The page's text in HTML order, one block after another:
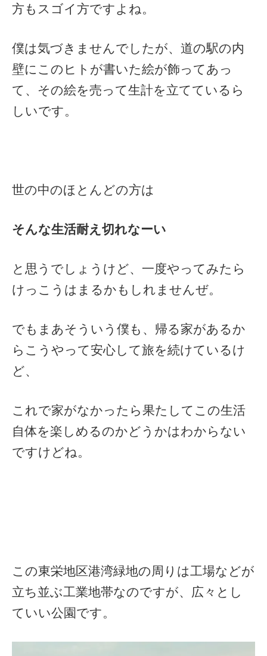
方もスゴイ方ですよね。
僕は気づきませんでしたが、道の駅の内
壁にこのヒトが書いた絵が飾ってあっ
て、その絵を売って生計を立てているら
しいです。
世の中のほとんどの方は
そんな生活耐え切れなーい
と思うでしょうけど、一度やってみたら
けっこうはまるかもしれませんぜ。
でもまあそういう僕も、帰る家があるか
らこうやって安心して旅を続けているけ
ど、
これで家がなかったら果たしてこの生活
自体を楽しめるのかどうかはわからない
ですけどね。
この東栄地区港湾緑地の周りは工場などが
立ち並ぶ工業地帯なのですが、広々とし
ていい公園です。